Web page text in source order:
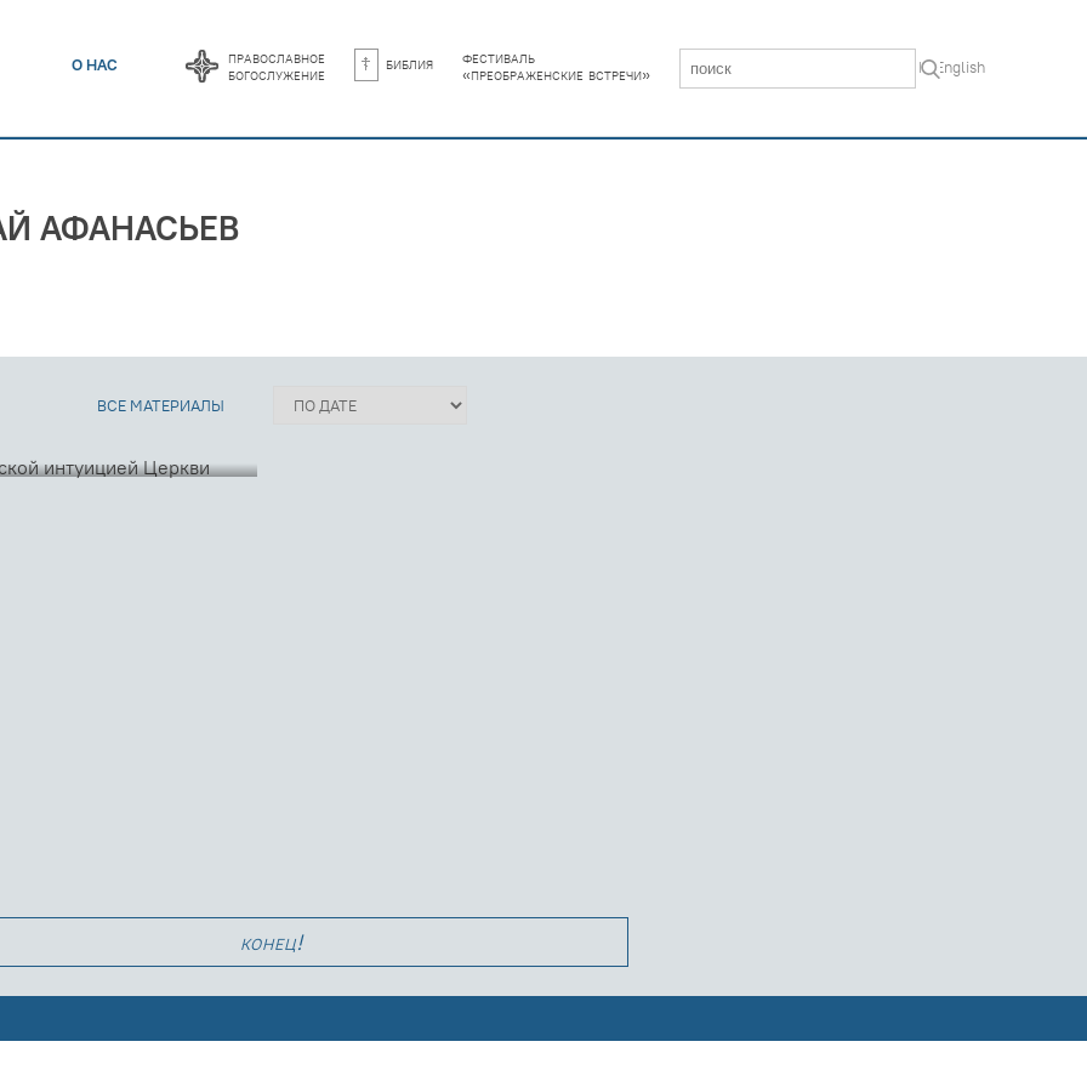
О НАС православное
богослужение библия фестиваль
«преображенские встречи» In English
АФАНАСЬЕВ
ВСЕ МАТЕРИАЛЫ
БЫЛ
конец!